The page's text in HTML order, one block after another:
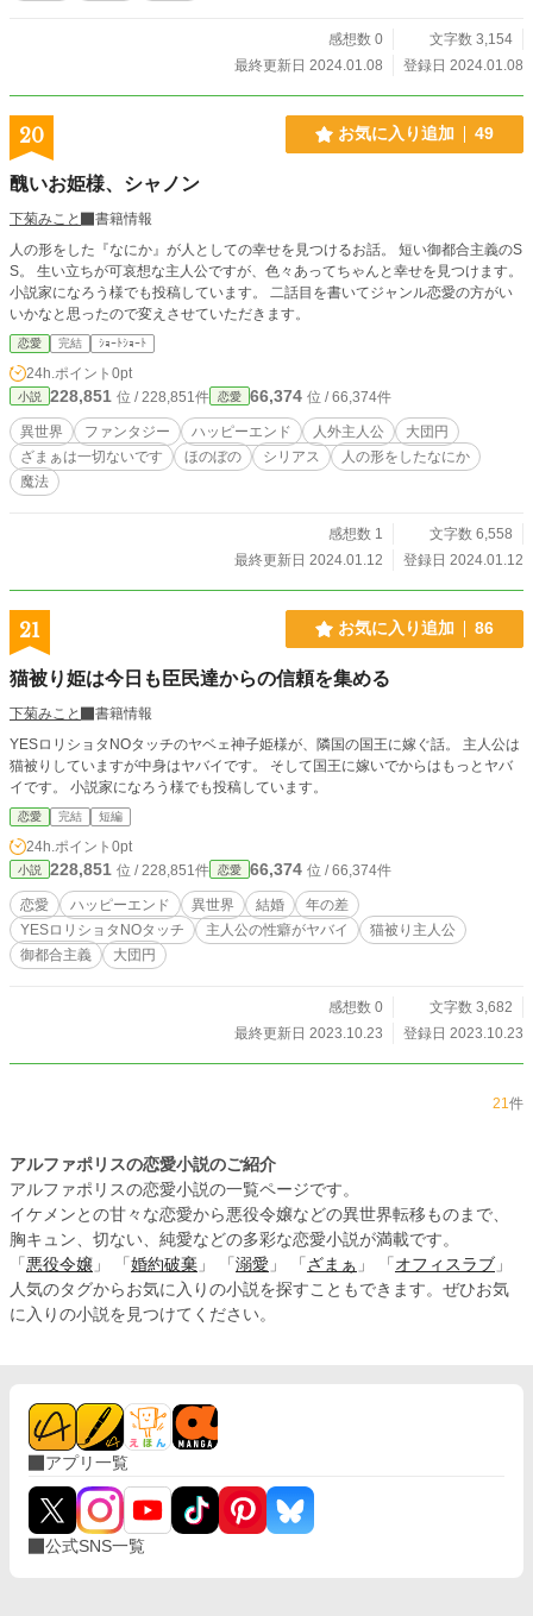
感想数 0
文字数 3,154
最終更新日 2024.01.08
登録日 2024.01.08
20 お気に入り追加 49
醜いお姫様、シャノン
下菊みこと
書籍情報
人の形をした『なにか』が人としての幸せを見つけるお話。 短い御都合主義のS
S。 生い立ちが可哀想な主人公ですが、色々あってちゃんと幸せを見つけます。
小説家になろう様でも投稿しています。 二話目を書いてジャンル恋愛の方がい
いかなと思ったので変えさせていただきます。
恋愛 完結 ｼｮｰﾄｼｮｰﾄ
24h.ポイント 0pt
小説 228,851 位 / 228,851件 恋愛 66,374 位 / 66,374件
異世界 ファンタジー ハッピーエンド 人外主人公
大団円
ざまぁは一切ないです
ほのぼの シリアス
人の形をしたなにか
魔法
感想数 1
文字数 6,558
最終更新日 2024.01.12
登録日 2024.01.12
21 お気に入り追加 86
猫被り姫は今日も臣民達からの信頼を集める
下菊みこと
書籍情報
YESロリショタNOタッチのヤベェ神子姫様が、隣国の国王に嫁ぐ話。 主人公は
猫被りしていますが中身はヤバイです。 そして国王に嫁いでからはもっとヤバ
イです。 小説家になろう様でも投稿しています。
恋愛 完結 短編
24h.ポイント 0pt
小説 228,851 位 / 228,851件 恋愛 66,374 位 / 66,374件
恋愛 ハッピーエンド 異世界 結婚
年の差
YESロリショタNOタッチ
主人公の性癖がヤバイ
猫被り主人公
御都合主義
大団円
感想数 0
文字数 3,682
最終更新日 2023.10.23
登録日 2023.10.23
21件
アルファポリスの恋愛小説のご紹介
アルファポリスの恋愛小説の一覧ページです。
イケメンとの甘々な恋愛から悪役令嬢などの異世界転移ものまで、
胸キュン、切ない、純愛などの多彩な恋愛小説が満載です。
「 悪役令嬢 」 「 婚約破棄 」 「 溺愛 」 「 ざまぁ 」 「 オフィスラブ 」
人気のタグからお気に入りの小説を探すこともできます。ぜひお気
に入りの小説を見つけてください。
アプリ一覧
公式SNS一覧